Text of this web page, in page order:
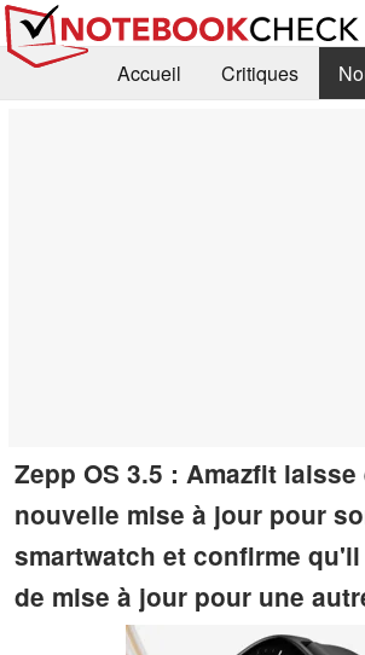
Accueil Critiques
Zepp OS 3.5 : Amazfit
nouvelle mise à jour pour
smartwatch et confirme
de mise à jour pour une